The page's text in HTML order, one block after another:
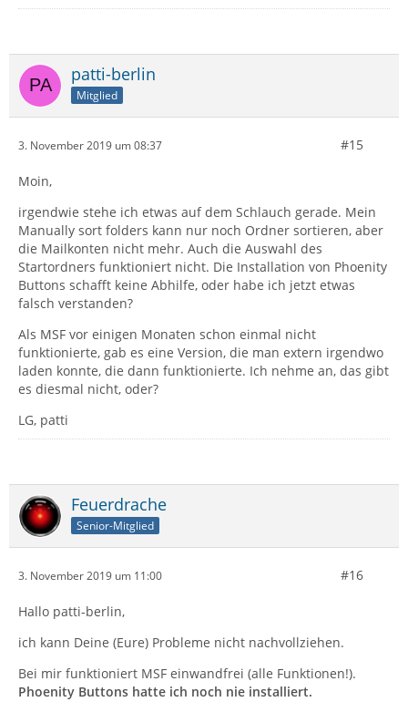
patti-berlin
Mitglied
3. November 2019 um 08:37 #15
Moin,
irgendwie stehe ich etwas auf dem Schlauch gerade. Mein
Manually sort folders kann nur noch Ordner sortieren, aber
die Mailkonten nicht mehr. Auch die Auswahl des
Startordners funktioniert nicht. Die Installation von Phoenity
Buttons schafft keine Abhilfe, oder habe ich jetzt etwas
falsch verstanden?
Als MSF vor einigen Monaten schon einmal nicht
funktionierte, gab es eine Version, die man extern irgendwo
laden konnte, die dann funktionierte. Ich nehme an, das gibt
es diesmal nicht, oder?
LG, patti
Feuerdrache
Senior-Mitglied
3. November 2019 um 11:00 #16
Hallo patti-berlin,
ich kann Deine (Eure) Probleme nicht nachvollziehen.
Bei mir funktioniert MSF einwandfrei (alle Funktionen!).
Phoenity Buttons hatte ich noch nie installiert.